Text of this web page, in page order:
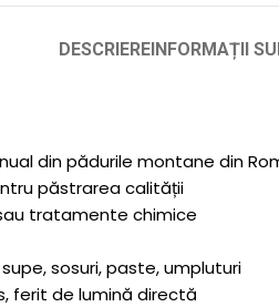
DESCRIEREINFORMAȚII
din pădurile montane din
păstrarea calității
tratamente chimice
sosuri, paste, umpluturi
ferit de lumină directă